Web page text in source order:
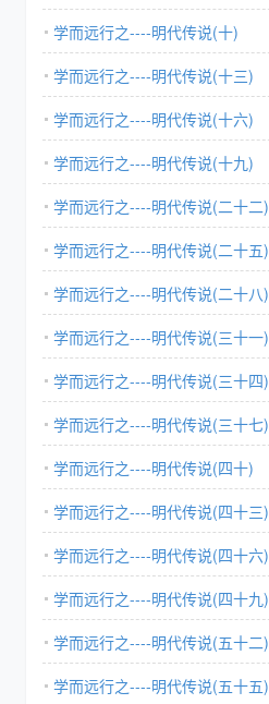
学而远行之----明代传说(十)
学而远行之----明代传说(十三)
学而远行之----明代传说(十六)
学而远行之----明代传说(十九)
学而远行之----明代传说(二十二)
学而远行之----明代传说(二十五)
学而远行之----明代传说(二十八)
学而远行之----明代传说(三十一)
学而远行之----明代传说(三十四)
学而远行之----明代传说(三十七)
学而远行之----明代传说(四十)
学而远行之----明代传说(四十三)
学而远行之----明代传说(四十六)
学而远行之----明代传说(四十九)
学而远行之----明代传说(五十二)
学而远行之----明代传说(五十五)